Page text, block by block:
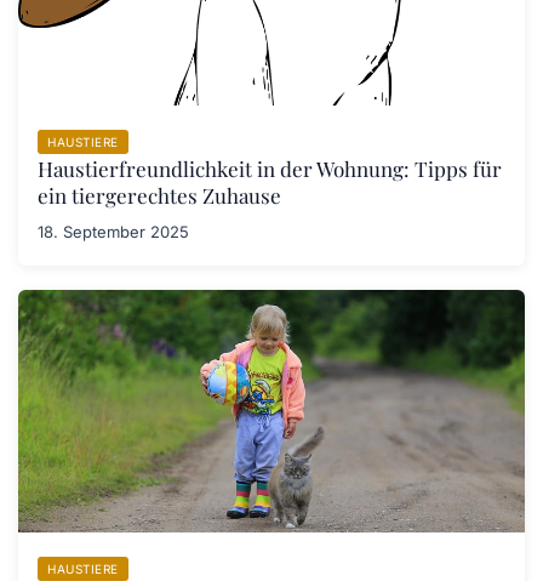
HAUSTIERE
Haustierfreundlichkeit in der Wohnung: Tipps für
ein tiergerechtes Zuhause
18. September 2025
HAUSTIERE